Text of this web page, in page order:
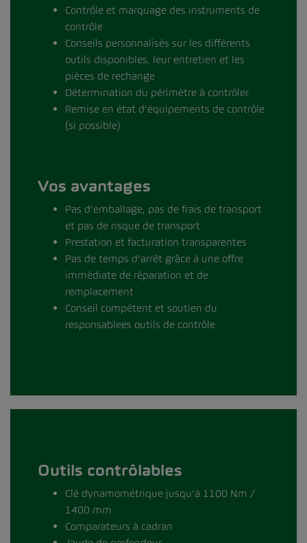
Contrôle et marquage des instruments de
contrôle
Conseils personnalisés sur les différents
outils disponibles, leur entretien et les
pièces de rechange
Détermination du périmètre à contrôler
Remise en état d’équipements de contrôle
(si possible)
Vos avantages
Pas d’emballage, pas de frais de transport
et pas de risque de transport
Prestation et facturation transparentes
Pas de temps d’arrêt grâce à une offre
immédiate de réparation et de
remplacement
Conseil compétent et soutien du
responsablees outils de contrôle
Outils contrôlables
Clé dynamométrique jusqu’à 1100 Nm /
1400 mm
Comparateurs à cadran